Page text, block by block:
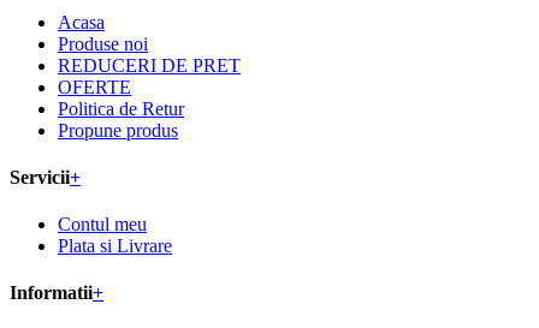
Acasa
Produse noi
REDUCERI DE PRET
OFERTE
Politica de Retur
Propune produs
Servicii+
Contul meu
Plata si Livrare
Informatii+